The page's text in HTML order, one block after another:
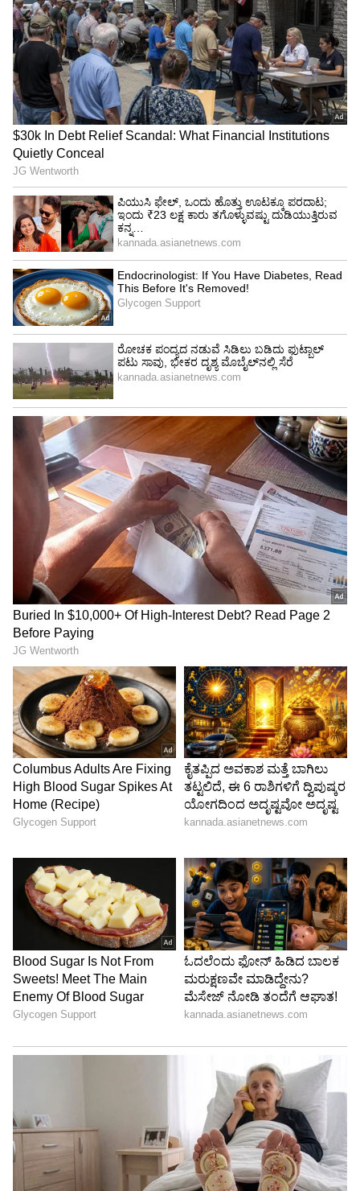
ರೂಪ ಷೇರುಗಳಲ್ಲಿ ಶೇ52ರಷ್ಟು ಇಳಿಕೆಯಾಗಿದೆ. ಇನ್ನು ಪೇಜ್
ಇಂಡಸ್ಟ್ರಿಸ್ ಮಾರಾಟದಲ್ಲಿ ಶೇ.11 ಹಾಗೂ ಷೇರಿನ ಬೆಲೆಯಲ್ಲಿ
ಶೇ.5ರಷ್ಟು ಇಳಿಕೆಯಾಗಿದೆ.
ಐಐಟಿಯಲ್ಲಿಓದಿದ ಈಕೆ ವಿಶ್ವದಲ್ಲೇ ಅತೀಹೆಚ್ಚು ವೇತನ
ಪಡೆಯವ ಭಾರತೀಯ ಸಿಇಒ ಪತ್ನಿ;ಇವರ ಆದಾಯ ಎಷ್ಟು
ಗೊತ್ತಾ?
ಮುಂದಿನ ದಿನಗಳು ಇನ್ನೂ ಕಷ್ಟಕರ
ಭವಿಷ್ಯದಲ್ಲಿ ಒಳ ಉಡುಪುಗಳ ಮಾರಾಟದಲ್ಲಿ ಇಳಿಕೆ
ಮುಂದುವರಿದರೆ ಜಾಕಿ ಸೇರಿದಂತೆ ಅನೇಕ ಕಂಪನಿಗಳಿಗೆ
ಮುಂದಿನ ದಿನಗಳಲ್ಲಿ ಇನ್ನಷ್ಟು ಸವಾಲಗಳು ಎದುರಾಗಲಿವೆ.
ಭಾರತದಲ್ಲಿ ಒಳ ಉಡುಪುಗಳ ಮಾರುಕಟ್ಟೆ
ಯುರೋಮಾನಿಟರ್ ಇಂಟರ್ ನ್ಯಾಷನಲ್ ಮಾಹಿತಿ ಅನ್ವಯ
ಭಾರತದ ಒಳ ಉಡುಪು ಮಾರುಕಟ್ಟೆ ಅಂದಾಜು 48,123
ಕೋಟಿ ರೂ. ಡಾಲರ್ ಮೌಲ್ಯದಾಗಿದೆ. ಇನ್ನು ಪುರುಷ ಹಾಗೂ
ಮಹಿಳೆಯರ ವಿಭಾಗದಿಂದ ಒಳಉಡುಪುಗಳ ಖರೀದಿ
ಪ್ರಮಾಣ ಶೇ.39 ಹಾಗೂ ಶೇ.61ರಷ್ಟಿದೆ.